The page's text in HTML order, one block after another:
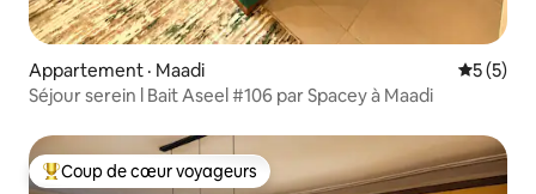
Appartement · Maadi Note
5 (5)
Séjour serein l Bait Aseel #106 par Spacey à Maadi
Coup de cœur voyageurs parmi les plus aimés
Coup de cœur voyageurs